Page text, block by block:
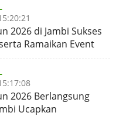
2026 di Jambi Sukses
Ramaikan Event
2026 Berlangsung
Ucapkan